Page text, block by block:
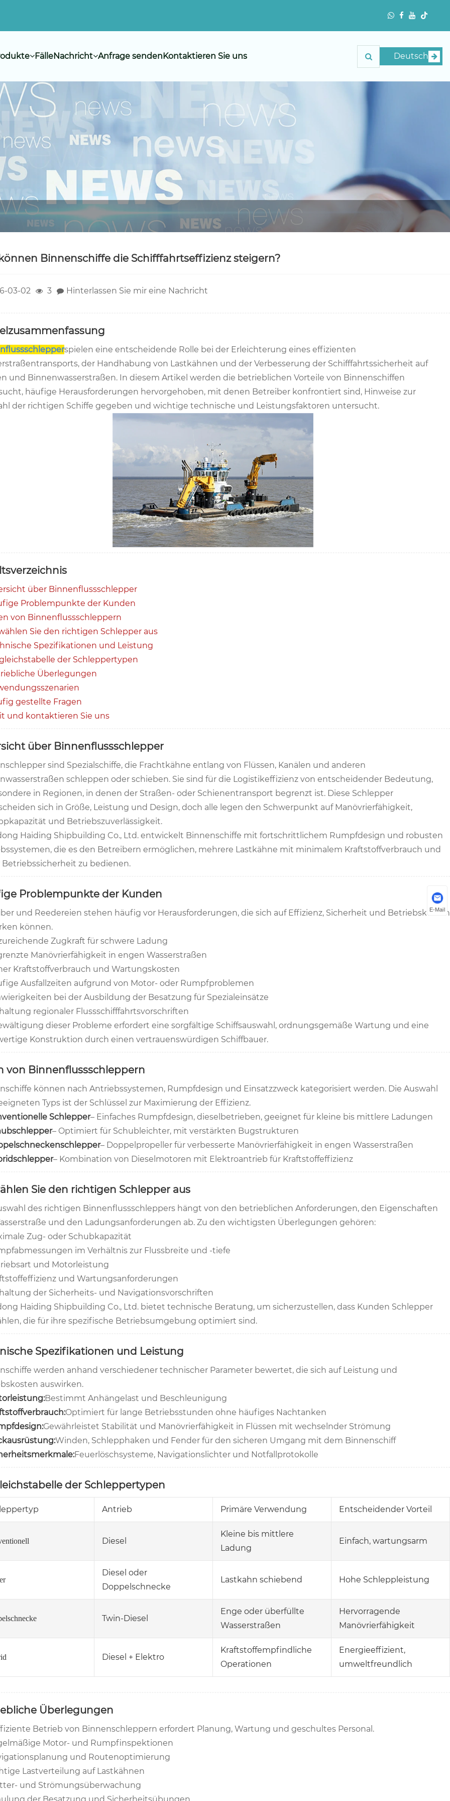
FälleNachricht Anfrage sendenKontaktieren Sie uns Deutsch
Binnenschiffe die Schifffahrtseffizienz steigern?
03-02 3 Hinterlassen Sie mir eine Nachricht
spielen eine entscheidende Rolle bei der Erleichterung eines effizienten
der Handhabung von Lastkähnen und der Verbesserung der Schifffahrtssicherheit auf
und Binnenwasserstraßen. In diesem Artikel werden die betrieblichen Vorteile von Binnenschiffen
häufige Herausforderungen hervorgehoben, mit denen Betreiber konfrontiert sind, Hinweise zur
der richtigen Schiffe gegeben und wichtige technische und Leistungsfaktoren untersucht.
über Binnenflussschlepper
Problempunkte der Kunden
von Binnenflussschleppern
Sie den richtigen Schlepper aus
Spezifikationen und Leistung
der Schleppertypen
Überlegungen
gestellte Fragen
und kontaktieren Sie uns
über Binnenflussschlepper
sind Spezialschiffe, die Frachtkähne entlang von Flüssen, Kanälen und anderen
schleppen oder schieben. Sie sind für die Logistikeffizienz von entscheidender Bedeutung,
in Regionen, in denen der Straßen- oder Schienentransport begrenzt ist. Diese Schlepper
sich in Größe, Leistung und Design, doch alle legen den Schwerpunkt auf Manövrierfähigkeit,
und Betriebszuverlässigkeit.
Haiding Shipbuilding Co., Ltd. entwickelt Binnenschiffe mit fortschrittlichem Rumpfdesign und robusten
die es den Betreibern ermöglichen, mehrere Lastkähne mit minimalem Kraftstoffverbrauch und
Betriebssicherheit zu bedienen.
Problempunkte der Kunden
und Reedereien stehen häufig vor Herausforderungen, die sich auf Effizienz, Sicherheit und Betriebskosten
können.
Zugkraft für schwere Ladung
Manövrierfähigkeit in engen Wasserstraßen
Kraftstoffverbrauch und Wartungskosten
Ausfallzeiten aufgrund von Motor- oder Rumpfproblemen
bei der Ausbildung der Besatzung für Spezialeinsätze
regionaler Flussschifffahrtsvorschriften
dieser Probleme erfordert eine sorgfältige Schiffsauswahl, ordnungsgemäße Wartung und eine
Konstruktion durch einen vertrauenswürdigen Schiffbauer.
von Binnenflussschleppern
können nach Antriebssystemen, Rumpfdesign und Einsatzzweck kategorisiert werden. Die Auswahl
Typs ist der Schlüssel zur Maximierung der Effizienz.
Schlepper– Einfaches Rumpfdesign, dieselbetrieben, geeignet für kleine bis mittlere Ladungen
– Optimiert für Schubleichter, mit verstärkten Bugstrukturen
– Doppelpropeller für verbesserte Manövrierfähigkeit in engen Wasserstraßen
– Kombination von Dieselmotoren mit Elektroantrieb für Kraftstoffeffizienz
Sie den richtigen Schlepper aus
des richtigen Binnenflussschleppers hängt von den betrieblichen Anforderungen, den Eigenschaften
und den Ladungsanforderungen ab. Zu den wichtigsten Überlegungen gehören:
Zug- oder Schubkapazität
im Verhältnis zur Flussbreite und -tiefe
und Motorleistung
und Wartungsanforderungen
der Sicherheits- und Navigationsvorschriften
Haiding Shipbuilding Co., Ltd. bietet technische Beratung, um sicherzustellen, dass Kunden Schlepper
die für ihre spezifische Betriebsumgebung optimiert sind.
Spezifikationen und Leistung
werden anhand verschiedener technischer Parameter bewertet, die sich auf Leistung und
auswirken.
Bestimmt Anhängelast und Beschleunigung
Optimiert für lange Betriebsstunden ohne häufiges Nachtanken
Gewährleistet Stabilität und Manövrierfähigkeit in Flüssen mit wechselnder Strömung
Winden, Schlepphaken und Fender für den sicheren Umgang mit dem Binnenschiff
Feuerlöschsysteme, Navigationslichter und Notfallprotokolle
der Schleppertypen
Antrieb Primäre Verwendung Entscheidender Vorteil
Diesel
Kleine bis mittlere
Ladung
Einfach, wartungsarm
Diesel oder
Doppelschnecke
Lastkahn schiebend Hohe Schleppleistung
Twin-Diesel
Enge oder überfüllte
Wasserstraßen
Hervorragende
Manövrierfähigkeit
Diesel + Elektro
Kraftstoffempfindliche
Operationen
Energieeffizient,
umweltfreundlich
Überlegungen
Betrieb von Binnenschleppern erfordert Planung, Wartung und geschultes Personal.
Motor- und Rumpfinspektionen
und Routenoptimierung
Lastverteilung auf Lastkähnen
und Strömungsüberwachung
der Besatzung und Sicherheitsübungen
E-Mail